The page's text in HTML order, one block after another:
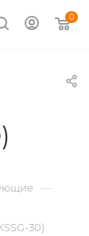
0
—
30)